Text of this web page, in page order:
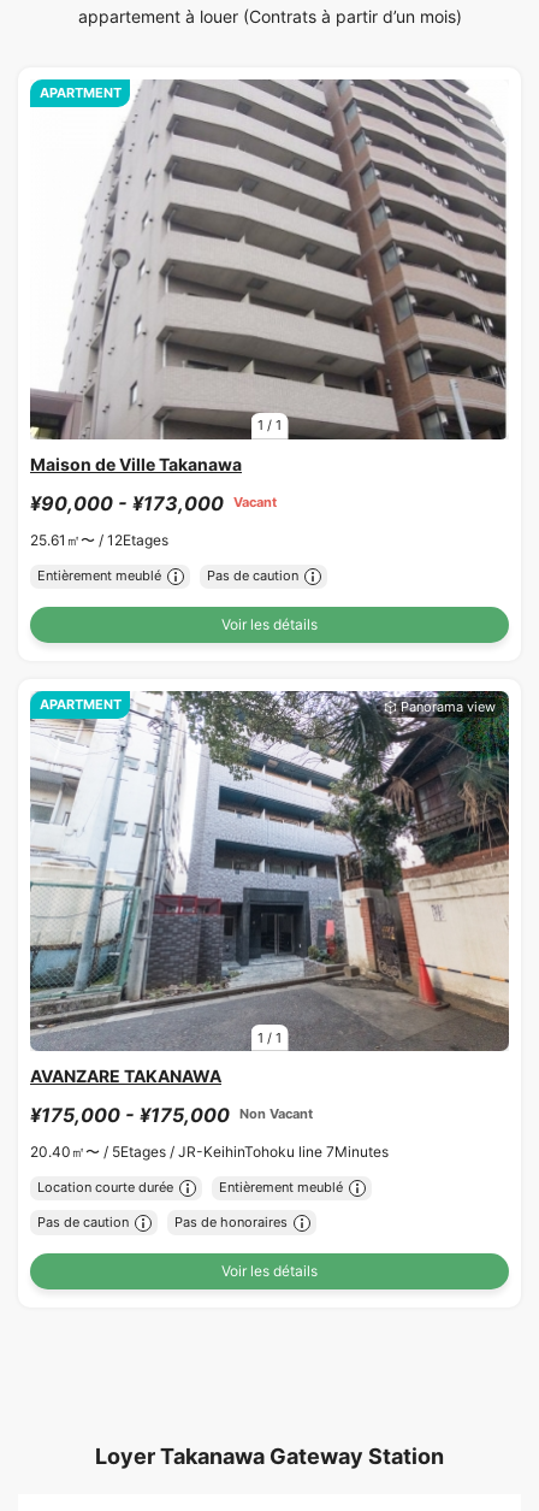
appartement à louer (Contrats à partir d’un mois)
1 / 1
APARTMENT
Maison de Ville Takanawa
¥90,000 - ¥173,000 Vacant
25.61㎡〜 / 12Etages
Entièrement meublé Pas de caution
Voir les détails
1 / 1
APARTMENT
AVANZARE TAKANAWA
¥175,000 - ¥175,000 Non Vacant
20.40㎡〜 / 5Etages / JR-KeihinTohoku line 7Minutes
Location courte durée Entièrement meublé
Pas de caution Pas de honoraires
Voir les détails
Loyer Takanawa Gateway Station